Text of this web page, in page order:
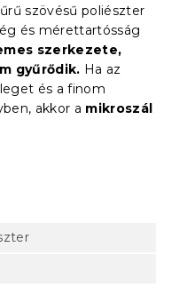
szövésű poliészter
és mérettartósság
szerkezete,
gyűrődik. Ha az
és a finom
akkor a mikroszál